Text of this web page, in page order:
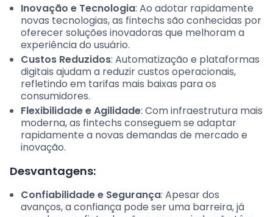
Inovação e Tecnologia: Ao adotar rapidamente
novas tecnologias, as fintechs são conhecidas por
oferecer soluções inovadoras que melhoram a
experiência do usuário.
Custos Reduzidos: Automatização e plataformas
digitais ajudam a reduzir custos operacionais,
refletindo em tarifas mais baixas para os
consumidores.
Flexibilidade e Agilidade: Com infraestrutura mais
moderna, as fintechs conseguem se adaptar
rapidamente a novas demandas de mercado e
inovação.
Desvantagens:
Confiabilidade e Segurança: Apesar dos
avanços, a confiança pode ser uma barreira, já